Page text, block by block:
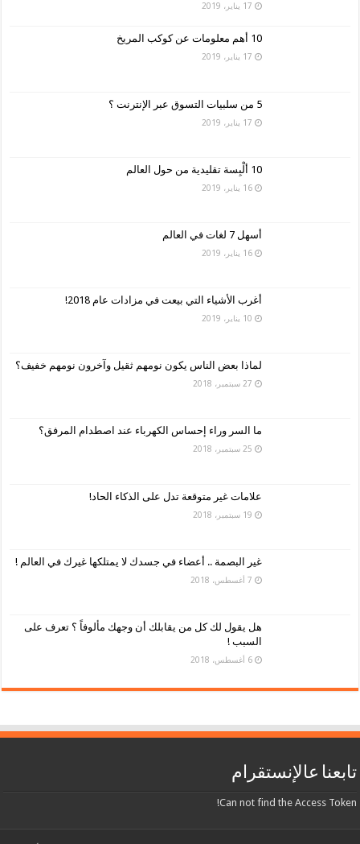
17 يناير، 2019
10 أهم معلومات عن كوكب المريخ
17 يناير، 2019
5 من سلبيات التسوق عبر الإنترنت ؟
17 يناير، 2019
10 ألْبِسة تقليدية من حول العالم
16 يناير، 2019
أسهل 7 لغات في العالم
16 يناير، 2019
أغرب الأشياء التي بيعت في مزادات عام 2018!
10 يناير، 2019
لماذا بعض الناس يكون نومهم ثقيل وآخرون نومهم خفيف؟
27 سبتمبر، 2018
ما السر وراء إحساس الكهرباء عند اصطدام المرفق؟
25 سبتمبر، 2018
علامات غير متوقعة تدل على الذكاء الحاد!
19 سبتمبر، 2018
غير البصمة .. أعضاء في جسدك لا يمتلكها غيرك في العالم !
7 أغسطس، 2018
هل يقول لك كل من يقابلك أن وجهك مألوفاً ؟ تعرف على
السبب !
6 أغسطس، 2018
تابعنا عالإنستقرام
Can not find the Access Token!